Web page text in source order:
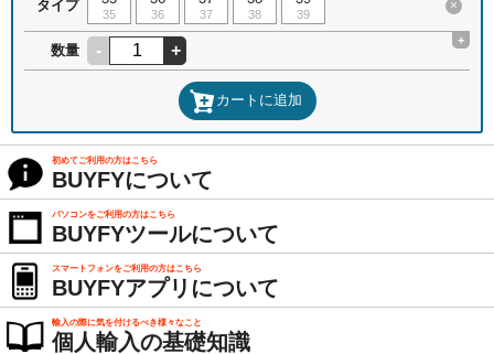
タイプ
35 36 37 38 39
×
数量 - +
+
カートに追加
初めてご利用の方はこちら
BUYFYについて
パソコンをご利用の方はこちら
BUYFYツールについて
スマートフォンをご利用の方はこちら
BUYFYアプリについて
輸入の際に気を付けるべき様々なこと
個人輸入の基礎知識